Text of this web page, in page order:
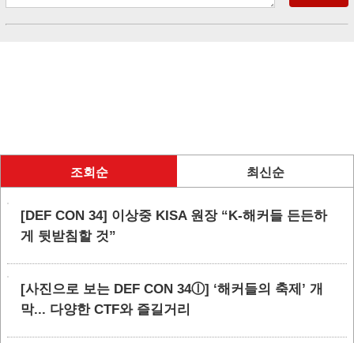
조회순 최신순
[DEF CON 34] 이상중 KISA 원장 “K-해커들 든든하
게 뒷받침할 것”
[사진으로 보는 DEF CON 34ⓛ] ‘해커들의 축제’ 개
막... 다양한 CTF와 즐길거리